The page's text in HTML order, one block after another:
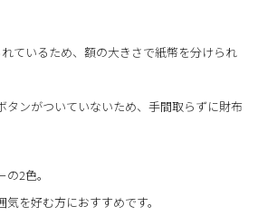
ているため、額の大きさで紙幣を分けられ
タンがついていないため、手間取らずに財布
2色。
を好む方におすすめです。